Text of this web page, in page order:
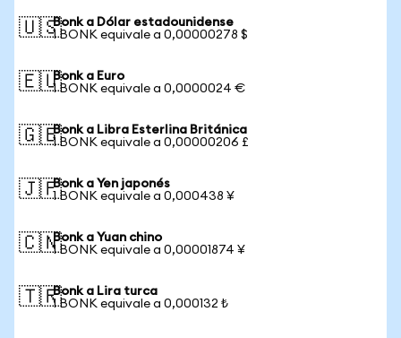
🇺🇸Bonk a Dólar estadounidense
1 BONK equivale a 0,00000278 $
🇪🇺Bonk a Euro
1 BONK equivale a 0,0000024 €
🇬🇧Bonk a Libra Esterlina Británica
1 BONK equivale a 0,00000206 £
🇯🇵Bonk a Yen japonés
1 BONK equivale a 0,000438 ¥
🇨🇳Bonk a Yuan chino
1 BONK equivale a 0,00001874 ¥
🇹🇷Bonk a Lira turca
1 BONK equivale a 0,000132 ₺